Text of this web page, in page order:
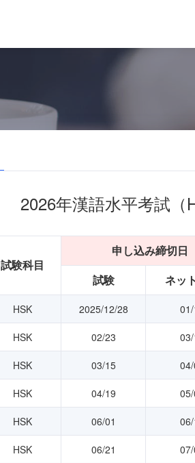
2026年漢語水平考試（
試験科目
申し込み締切日
試験
ネッ
HSK 2025/12/28
HSK 02/23
HSK 03/15 04/
HSK 04/19
HSK 06/01
HSK 06/21